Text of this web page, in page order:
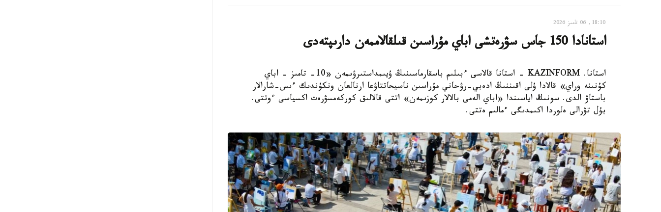
18:10, 06 تامىز 2026
استانادا 150 جاس سۋرەتشى اباي مۇراسىن قىلقالاممەن دارىپتەدى
استانا. KAZINFORM - استانا قالاسى ءبىلىم باسقارماسىنىڭ ۇيىمداستىرۋىمەن «10- تامىز - اباي
كۇنىنە وراي» قالادا ۇلى اقىننىڭ ادەبي-رۋحاني مۇراسىن ناسيحاتتاۋعا ارنالعان ونكۇندىك ءىس-شارالار
باستاۋ الدى. سونىڭ اياسىندا «اباي الەمى بالالار كوزىمەن» اتتى قالالىق كوركەمسۋرەت اكسياسى ءوتتى.
بۇل تۋرالى ەلوردا اكىمدىگى ءمالىم ەتتى.